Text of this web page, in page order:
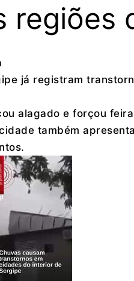
regiões
já registram
alagado e forçou
também